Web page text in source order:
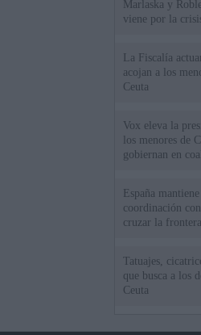
Marlaska y
viene por la
La Fiscalía
acojan a los
Ceuta
Vox eleva la
los menores de
gobiernan en
España
coordinación
cruzar la
Tatuajes,
que busca a los
Ceuta